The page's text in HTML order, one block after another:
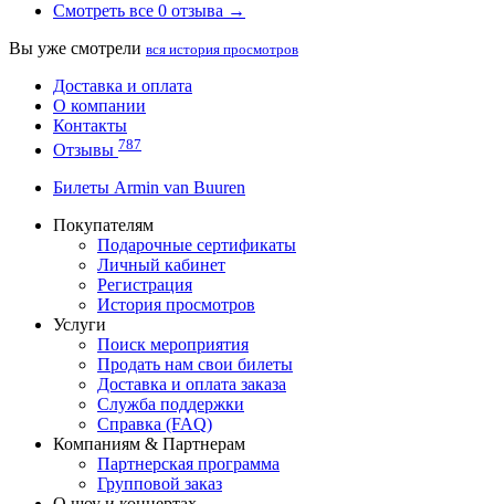
Смотреть все 0 отзыва →
Вы уже смотрели вся история просмотров
Доставка и оплата
О компании
Контакты
Отзывы 787
Билеты Armin van Buuren
Покупателям
Подарочные сертификаты
Личный кабинет
Регистрация
История просмотров
Услуги
Поиск мероприятия
Продать нам свои билеты
Доставка и оплата заказа
Служба поддержки
Справка (FAQ)
Компаниям & Партнерам
Партнерская программа
Групповой заказ